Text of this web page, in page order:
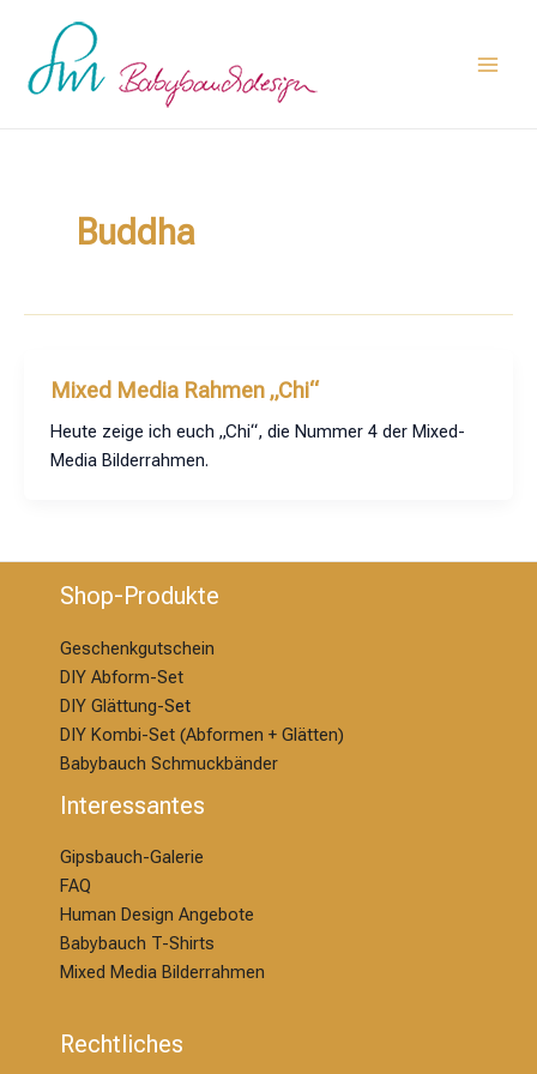
springen
Buddha
Mixed Media Rahmen „Chi“
Heute zeige ich euch „Chi“, die Nummer 4 der Mixed-
Media Bilderrahmen.
Shop-Produkte
Geschenkgutschein
DIY Abform-Set
DIY Glättung-Set
DIY Kombi-Set (Abformen + Glätten)
Babybauch Schmuckbänder
Interessantes
Gipsbauch-Galerie
FAQ
Human Design Angebote
Babybauch T-Shirts
Mixed Media Bilderrahmen
Rechtliches